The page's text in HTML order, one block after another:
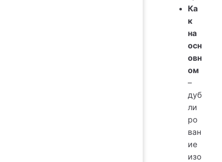
Ка
к
на
осн
овн
ом
–
дуб
ли
ро
ван
ие
изо